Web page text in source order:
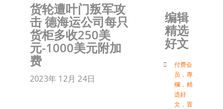
货轮遭叶门叛军攻
击 德海运公司每只
货柜多收250美
元-1000美元附加
费
2023年 12月 24日
编辑
精选
好文
付费会
员 ， 專
欄 ， 精
选好
文 ， 置